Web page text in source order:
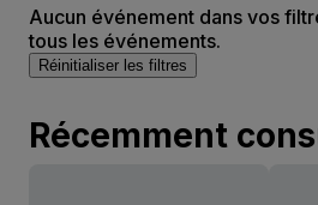
Aucun événement dans vos
tous les événements.
Réinitialiser les filtres
Récemment